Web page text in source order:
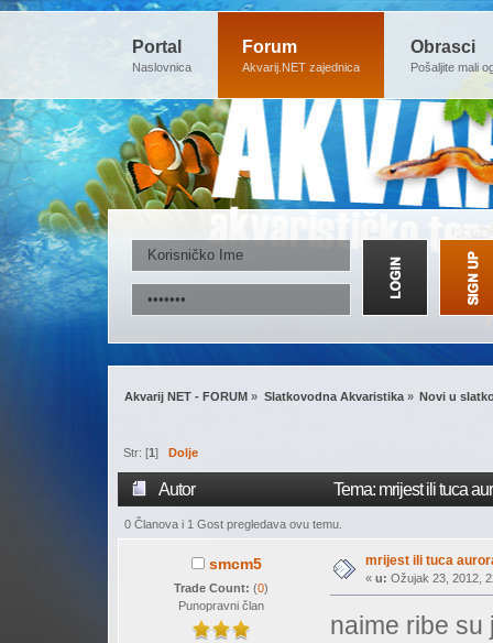
Portal
Naslovnica
Forum
Akvarij.NET zajednica
Obrasci
Pošaljite mali
Akvarij NET - FORUM » Slatkovodna Akvaristika» Novi u
Str: [1] Dolje
Autor Tema: mrijest ili tuca
0 Članova i 1 Gost pregledava ovu temu.
smcm5
Trade Count: (0)
Punopravni član
mrijest ili tuca
« u: Ožujak 23, 2012,
naime ribe su